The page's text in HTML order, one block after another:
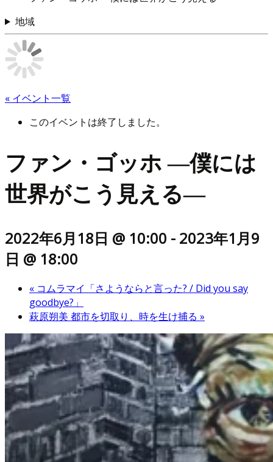
地域
« イベント一覧
このイベントは終了しました。
ファン・ゴッホ ―僕には
世界がこう見える―
2022年6月18日 @ 10:00 - 2023年1月9
日 @ 18:00
« コムラマイ「さようならと言った? / Did you say
goodbye?」
萩原朔美 都市を切取り、時を生け捕る »